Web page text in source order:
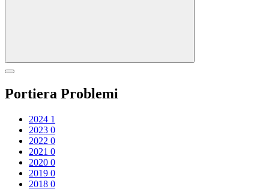
Portiera Problemi
2024 1
2023 0
2022 0
2021 0
2020 0
2019 0
2018 0